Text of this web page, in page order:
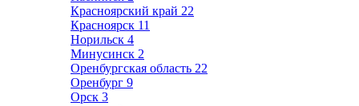
Красноярский край 22
Красноярск 11
Норильск 4
Минусинск 2
Оренбургская область 22
Оренбург 9
Орск 3